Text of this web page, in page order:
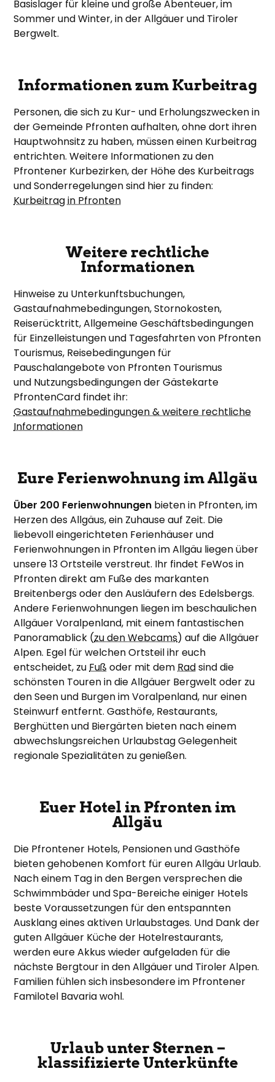
Basislager für kleine und große Abenteuer, im
Sommer und Winter, in der Allgäuer und Tiroler
Bergwelt.
Informationen zum Kurbeitrag
Personen, die sich zu Kur- und Erholungszwecken in
der Gemeinde Pfronten aufhalten, ohne dort ihren
Hauptwohnsitz zu haben, müssen einen Kurbeitrag
entrichten. Weitere Informationen zu den
Pfrontener Kurbezirken, der Höhe des Kurbeitrags
und Sonderregelungen sind hier zu finden:
Kurbeitrag in Pfronten
Weitere rechtliche
Informationen
Hinweise zu Unterkunftsbuchungen,
Gastaufnahmebedingungen, Stornokosten,
Reiserücktritt, Allgemeine Geschäftsbedingungen
für Einzelleistungen und Tagesfahrten von Pfronten
Tourismus, Reisebedingungen für
Pauschalangebote von Pfronten Tourismus
und Nutzungsbedingungen der Gästekarte
PfrontenCard findet ihr:
Gastaufnahmebedingungen & weitere rechtliche
Informationen
Eure Ferienwohnung im Allgäu
Über 200 Ferienwohnungen bieten in Pfronten, im
Herzen des Allgäus, ein Zuhause auf Zeit. Die
liebevoll eingerichteten Ferienhäuser und
Ferienwohnungen in Pfronten im Allgäu liegen über
unsere 13 Ortsteile verstreut. Ihr findet FeWos in
Pfronten direkt am Fuße des markanten
Breitenbergs oder den Ausläufern des Edelsbergs.
Andere Ferienwohnungen liegen im beschaulichen
Allgäuer Voralpenland, mit einem fantastischen
Panoramablick (zu den Webcams) auf die Allgäuer
Alpen. Egel für welchen Ortsteil ihr euch
entscheidet, zuFuß oder mit demRadsind die
schönsten Touren in die Allgäuer Bergwelt oder zu
den Seen und Burgen im Voralpenland, nur einen
Steinwurf entfernt. Gasthöfe, Restaurants,
Berghütten und Biergärten bieten nach einem
abwechslungsreichen Urlaubstag Gelegenheit
regionale Spezialitäten zu genießen.
Euer Hotel in Pfronten im
Allgäu
Die Pfrontener Hotels, Pensionen und Gasthöfe
bieten gehobenen Komfort für euren Allgäu Urlaub.
Nach einem Tag in den Bergen versprechen die
Schwimmbäder und Spa-Bereiche einiger Hotels
beste Voraussetzungen für den entspannten
Ausklang eines aktiven Urlaubstages. Und Dank der
guten Allgäuer Küche der Hotelrestaurants,
werden eure Akkus wieder aufgeladen für die
nächste Bergtour in den Allgäuer und Tiroler Alpen.
Familien fühlen sich insbesondere im Pfrontener
Familotel Bavaria wohl.
Urlaub unter Sternen –
klassifizierte Unterkünfte